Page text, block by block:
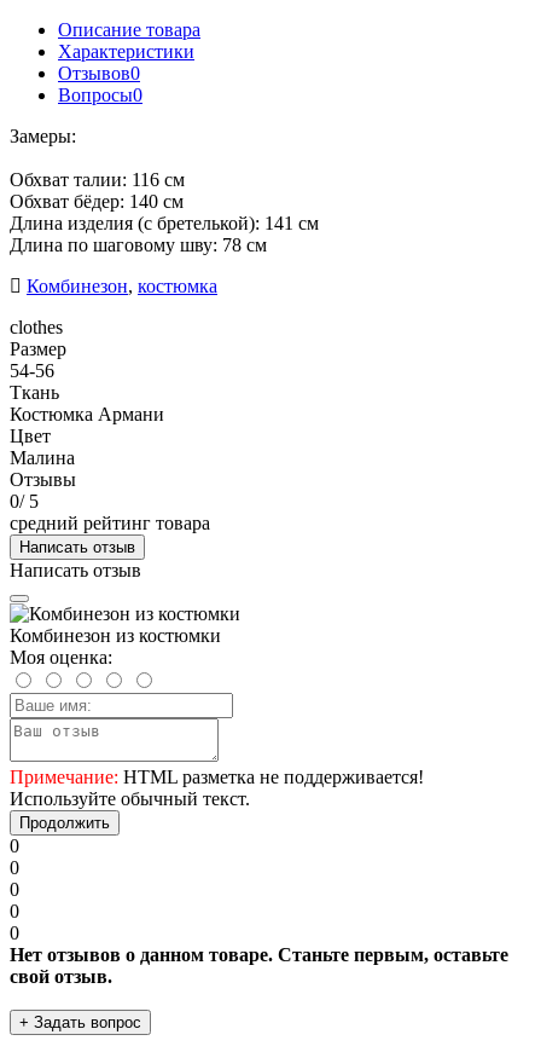
Описание товара
Характеристики
Отзывов0
Вопросы0
Замеры:
Обхват талии: 116 см
Обхват бёдер: 140 см
Длина изделия (с бретелькой): 141 см
Длина по шаговому шву: 78 см
Комбинезон, костюмка
clothes
Размер
54-56
Ткань
Костюмка Армани
Цвет
Малина
Отзывы
0/ 5
средний рейтинг товара
Написать отзыв
Написать отзыв
Комбинезон из костюмки
Моя оценка:
Примечание: HTML разметка не поддерживается!
Используйте обычный текст.
Продолжить
0
0
0
0
0
Нет отзывов о данном товаре. Станьте первым, оставьте
свой отзыв.
+ Задать вопрос